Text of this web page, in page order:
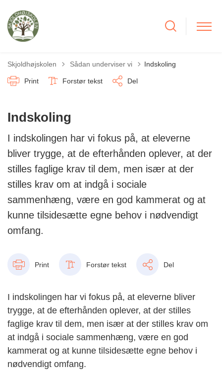
Skjoldhøjskolen Tilbage til
Sådan underviser vi Indskoling
Print Forstør tekst Del
Indskoling
I indskolingen har vi fokus på, at eleverne
bliver trygge, at de efterhånden oplever, at der
stilles faglige krav til dem, men især at der
stilles krav om at indgå i sociale
sammenhæng, være en god kammerat og at
kunne tilsidesætte egne behov i nødvendigt
omfang.
Print Forstør tekst Del
I indskolingen har vi fokus på, at eleverne bliver
trygge, at de efterhånden oplever, at der stilles
faglige krav til dem, men især at der stilles krav om
at indgå i sociale sammenhæng, være en god
kammerat og at kunne tilsidesætte egne behov i
nødvendigt omfang.